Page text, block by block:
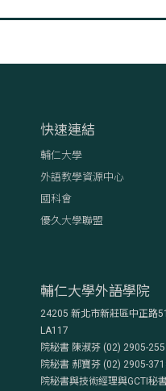
快速連結
輔仁大學
外語教學資源中心
國科會
優久大學聯盟
輔仁大學外語學院
24205 新北市新莊區中正路
LA117
院秘書 陳淑芬 (02) 2905-
院秘書 郝寶芬 (02) 2905-
院秘書與技術經理與GCTI